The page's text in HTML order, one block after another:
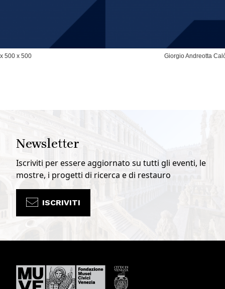
500 x 500 Giorgio Andreotta
Newsletter
Iscriviti per essere aggiornato su tutti gli eventi, le
mostre, i progetti di ricerca e di restauro
ISCRIVITI